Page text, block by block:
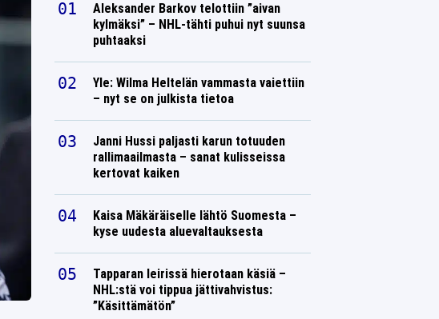
Aleksander Barkov telottiin ”aivan
kylmäksi” – NHL-tähti puhui nyt suunsa
puhtaaksi
Yle: Wilma Heltelän vammasta vaiettiin
– nyt se on julkista tietoa
Janni Hussi paljasti karun totuuden
rallimaailmasta – sanat kulisseissa
kertovat kaiken
Kaisa Mäkäräiselle lähtö Suomesta –
kyse uudesta aluevaltauksesta
Tapparan leirissä hierotaan käsiä –
NHL:stä voi tippua jättivahvistus:
”Käsittämätön”